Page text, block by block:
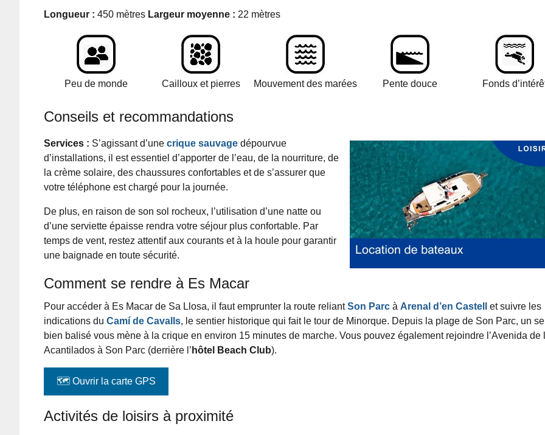
Longueur : 450 mètres Largeur moyenne : 22 mètres
Peu de monde Cailloux et pierres Mouvement des marées Pente douce Fonds
Conseils et recommandations
Services : S’agissant d’une crique sauvage dépourvue
d’installations, il est essentiel d’apporter de l’eau, de la nourriture, de
la crème solaire, des chaussures confortables et de s’assurer que
votre téléphone est chargé pour la journée.
De plus, en raison de son sol rocheux, l’utilisation d’une natte ou
d’une serviette épaisse rendra votre séjour plus confortable. Par
temps de vent, restez attentif aux courants et à la houle pour garantir
une baignade en toute sécurité.
Comment se rendre à Es Macar
Pour accéder à Es Macar de Sa Llosa, il faut emprunter la route reliantSon Parc à Arenal d’en Castell
et suivre les
indications du Camí de Cavalls, le sentier historique qui fait le tour de Minorque. Depuis la plage de Son Parc, un
bien balisé vous mène à la crique en environ 15 minutes de marche. Vous pouvez également rejoindre l’Avenida de
Acantilados à Son Parc (derrière l’ hôtel Beach Club).
Activités de loisirs à proximité